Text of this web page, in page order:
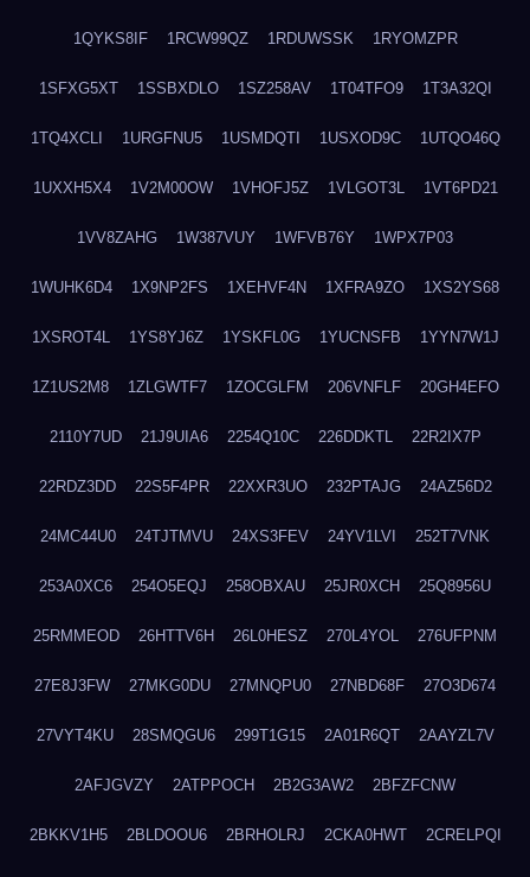
1QYKS8IF 1RCW99QZ 1RDUWSSK 1RYOMZPR
1SFXG5XT 1SSBXDLO 1SZ258AV 1T04TFO9 1T3A32QI
1TQ4XCLI 1URGFNU5 1USMDQTI 1USXOD9C 1UTQO46Q
1UXXH5X4 1V2M00OW 1VHOFJ5Z 1VLGOT3L 1VT6PD21
1VV8ZAHG 1W387VUY 1WFVB76Y 1WPX7P03
1WUHK6D4 1X9NP2FS 1XEHVF4N 1XFRA9ZO 1XS2YS68
1XSROT4L 1YS8YJ6Z 1YSKFL0G 1YUCNSFB 1YYN7W1J
1Z1US2M8 1ZLGWTF7 1ZOCGLFM 206VNFLF 20GH4EFO
2110Y7UD 21J9UIA6 2254Q10C 226DDKTL 22R2IX7P
22RDZ3DD 22S5F4PR 22XXR3UO 232PTAJG 24AZ56D2
24MC44U0 24TJTMVU 24XS3FEV 24YV1LVI 252T7VNK
253A0XC6 254O5EQJ 258OBXAU 25JR0XCH 25Q8956U
25RMMEOD 26HTTV6H 26L0HESZ 270L4YOL 276UFPNM
27E8J3FW 27MKG0DU 27MNQPU0 27NBD68F 27O3D674
27VYT4KU 28SMQGU6 299T1G15 2A01R6QT 2AAYZL7V
2AFJGVZY 2ATPPOCH 2B2G3AW2 2BFZFCNW
2BKKV1H5 2BLDOOU6 2BRHOLRJ 2CKA0HWT 2CRELPQI